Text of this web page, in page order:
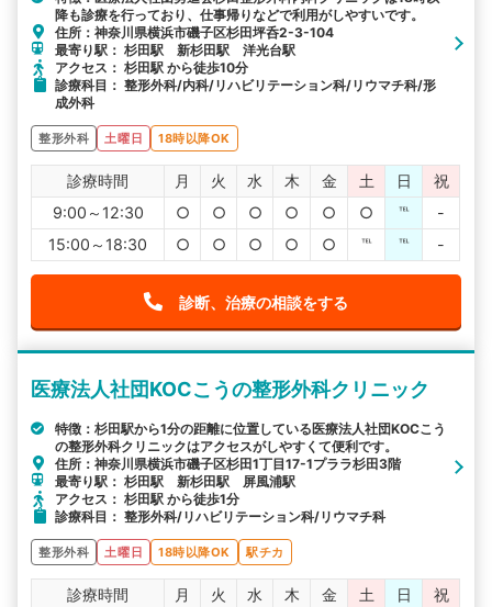
降も診療を行っており、仕事帰りなどで利用がしやすいです。
住所：神奈川県横浜市磯子区杉田坪呑2-3-104
最寄り駅： 杉田駅 新杉田駅 洋光台駅
アクセス： 杉田駅 から徒歩10分
診療科目： 整形外科/内科/リハビリテーション科/リウマチ科/形
成外科
整形外科 土曜日 18時以降OK
診療時間 月 火 水 木 金 土 日
祝
9:00～12:30
○ ○ ○ ○ ○ ○ ℡
-
15:00～18:30
○ ○ ○ ○ ○ ℡ ℡ -
診断、治療の相談をする
医療法人社団KOCこうの整形外科クリニック
特徴：杉田駅から1分の距離に位置している医療法人社団KOCこう
の整形外科クリニックはアクセスがしやすくて便利です。
住所：神奈川県横浜市磯子区杉田1丁目17-1プララ杉田3階
最寄り駅： 杉田駅 新杉田駅 屏風浦駅
アクセス： 杉田駅 から徒歩1分
診療科目： 整形外科/リハビリテーション科/リウマチ科
整形外科 土曜日 18時以降OK 駅チカ
診療時間 月 火 水 木 金 土 日
祝